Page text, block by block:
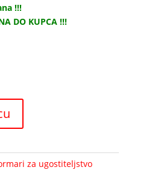
!!!
DO KUPCA !!!
za ugostiteljstvo